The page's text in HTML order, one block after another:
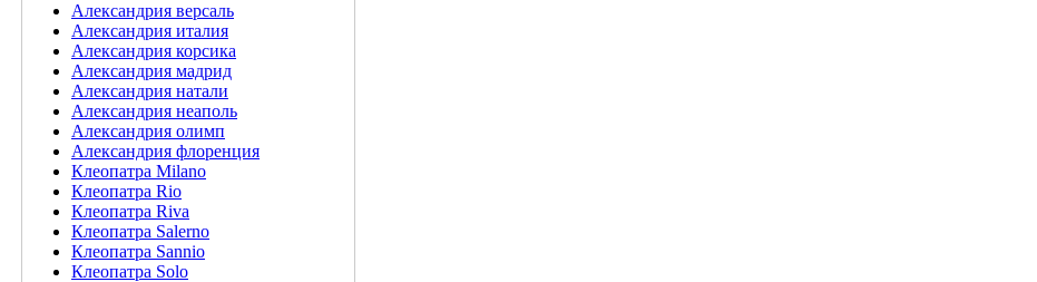
Александрия версаль
Александрия италия
Александрия корсика
Александрия мадрид
Александрия натали
Александрия неаполь
Александрия олимп
Александрия флоренция
Клеопатра Milano
Клеопатра Rio
Клеопатра Riva
Клеопатра Salerno
Клеопатра Sannio
Клеопатра Solo